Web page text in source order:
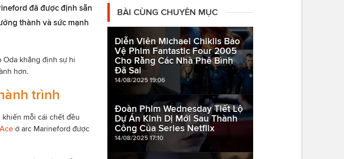
đã được định sẵn
thành và sức mạnh
Oda khẳng định sự hi
hơn.
trình
khiến mỗi cái chết đều
ở arc Marineford được
BÀI CÙNG CHUYÊN MỤC
Diễn Viên Michael Chiklis Bảo
Vệ Phim Fantastic Four 2005
Cho Rằng Các Nhà Phê Bình
Đã Sai
14/08/2025 19:06
Đoàn Phim Wednesday Tiết Lộ
Dự Án Kinh Dị Mới Sau Thành
Công Của Series Netflix
14/08/2025 17:10